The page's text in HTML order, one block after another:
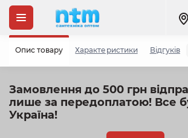
Замовлення до 500 грн
лише за передоплатою! Все
Україна!
Опис товару Характеристики Відгуків